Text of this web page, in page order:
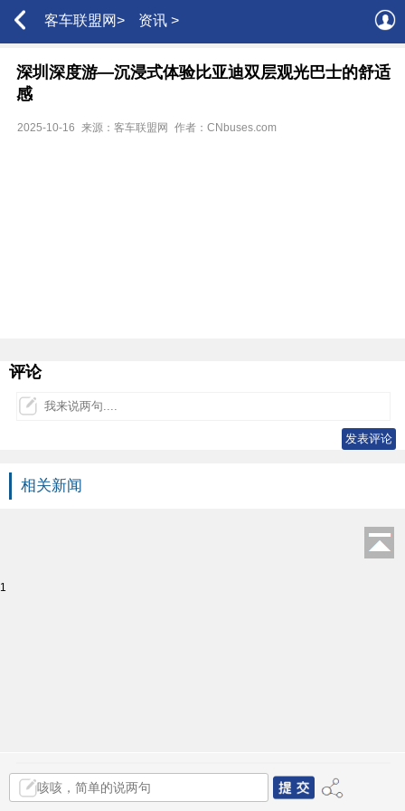
客车联盟网> 资讯 >
深圳深度游—沉浸式体验比亚迪双层观光巴士的舒适
感
2025-10-16 来源：客车联盟网 作者：CNbuses.com
评论
相关新闻
1